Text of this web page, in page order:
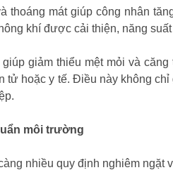
thoáng mát giúp công nhân
khí được cải thiện, năng
giúp giảm thiểu mệt mỏi và
tử hoặc y tế. Điều này không
môi trường
nhiều quy định nghiêm